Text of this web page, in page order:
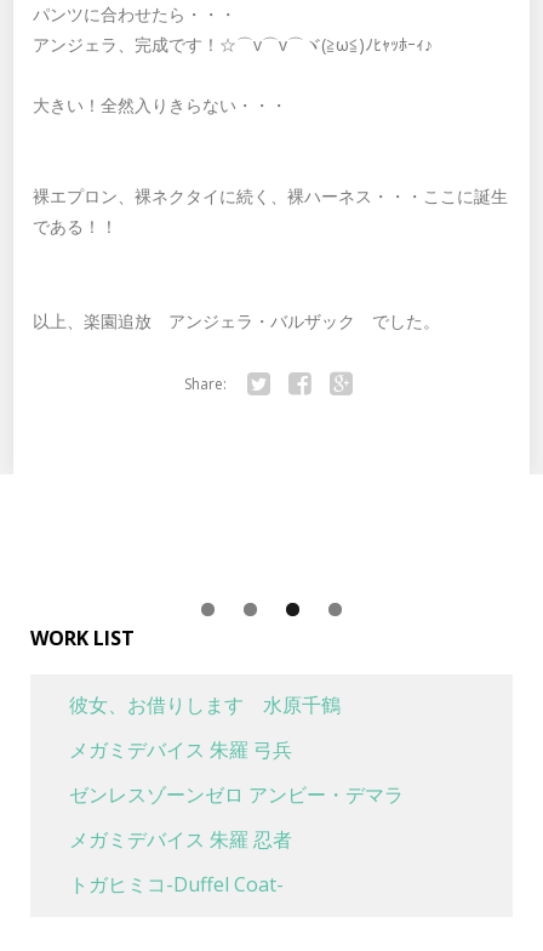
パンツに合わせたら・・・
アンジェラ、完成です！☆⌒v⌒v⌒ヾ(≧ω≦)ﾉﾋｬｯﾎｰｨ♪
大きい！全然入りきらない・・・
裸エプロン、裸ネクタイに続く、裸ハーネス・・・ここに誕生
である！！
以上、楽園追放 アンジェラ・バルザック でした。
Share:
WORK LIST
彼女、お借りします 水原千鶴
メガミデバイス 朱羅 弓兵
ゼンレスゾーンゼロ アンビー・デマラ
メガミデバイス 朱羅 忍者
トガヒミコ-Duffel Coat-